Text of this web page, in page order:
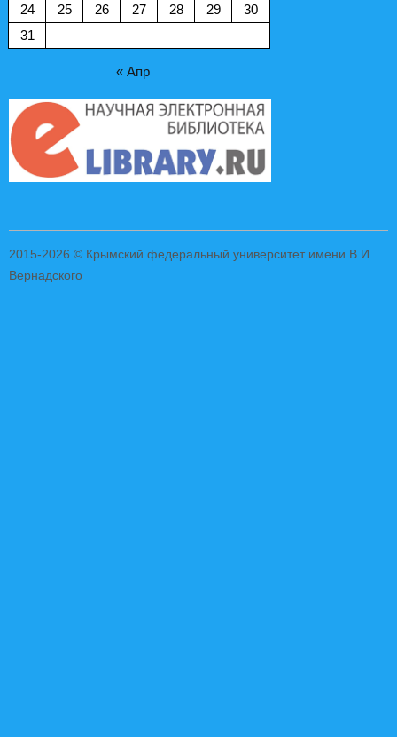
24
25 26 27 28 29
30
31
« Апр
2015-2026 © Крымский федеральный университет имени В.И.
Вернадского